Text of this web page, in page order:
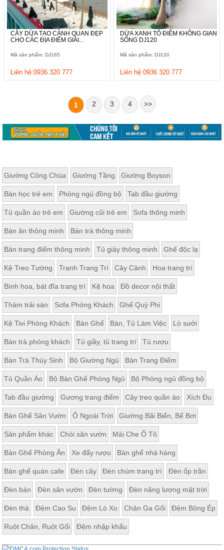
CÂY DỪA TẠO CẢNH QUAN ĐẸP
CHO CÁC ĐỊA ĐIỂM GIẢI...
Mã sản phẩm: DJ165
Liên hệ:0936 320 777
DỪA XANH TÔ ĐIỂM KHÔNG GIAN
SỐNG DJ120
Mã sản phẩm: DJ120
Liên hệ:0936 320 777
1 2 3 4 >>
Giường Công Chúa Giường Tầng Giường Boyson
Bàn học trẻ em Phòng ngủ đồng bộ Tab đầu giường
Tủ quần áo trẻ em Giường cũi trẻ em Sofa thông minh
Bàn ăn thông minh Bàn trà thông minh
Bàn trang điểm thông minh Tủ giày thông minh Ghế độc lạ
Kệ Treo Tường Tranh Trang Trí Cây Cảnh Hoa trang trí
Bình hoa, bát đĩa trang trí Kệ hoa Đồ decor nội thất
Thảm trải sàn Sofa Phòng Khách Ghế Quý Phi
Kệ Tivi Phòng Khách Bàn Ghế Bàn, Tủ Làm Việc Lò sưởi
Bàn trà phòng khách Tủ giầy, tủ trang trí Tủ rượu
Bàn Trà Thủy Sinh Bộ Giường Ngủ Bàn Trang Điểm
Tủ Quần Áo Bộ Bàn Ghế Phòng Ngủ Bộ Phòng ngủ đồng bộ
Tab đầu giường Gương trang điểm Cây treo quần áo Xích Đu
Bàn Ghế Sân Vườn Ô Ngoài Trời Giường Bãi Biển, Bể Bơi
Sản phẩm khác Chòi sân vườn Mái Che Ô Tô
Bàn Ghế Phòng Ăn Xe đẩy rượu Bàn ghế nhà hàng
Bàn ghế quán cafe Đèn cây Đèn chùm trang trí Đèn ốp trần
Đèn bàn Đèn sân vườn Đèn tường Đèn năng lượng mặt trời
Đèn thả Đệm Cao Su Đệm Lò Xo Chăn Ga Gối Đệm Bông Ép
Ruột Chăn, Ruột Gối Đệm nhập khẩu